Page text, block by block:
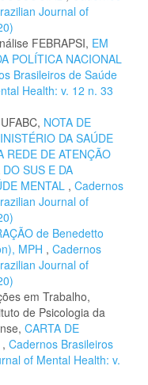
Journal of
FEBRAPSI, EM
POLÍTICA NACIONAL
Brasileiros de Saúde
Health: v. 12 n. 33
NOTA DE
DA SAÚDE
REDE DE ATENÇÃO
SUS E DA
MENTAL , Cadernos
Journal of
de Benedetto
MPH , Cadernos
Journal of
em Trabalho,
de Psicologia da
CARTA DE
, Cadernos Brasileiros
of Mental Health: v.